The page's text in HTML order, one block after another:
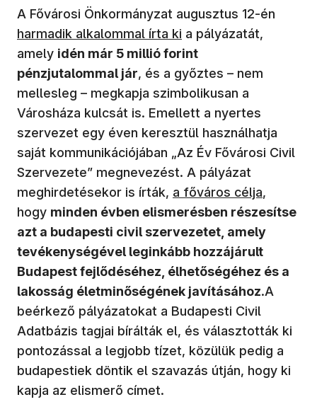
A Fővárosi Önkormányzat augusztus 12-én
harmadik alkalommal írta ki a pályázatát,
amely idén már 5 millió forint
pénzjutalommal jár, és a győztes – nem
mellesleg – megkapja szimbolikusan a
Városháza kulcsát is. Emellett a nyertes
szervezet egy éven keresztül használhatja
saját kommunikációjában „Az Év Fővárosi Civil
Szervezete” megnevezést. A pályázat
meghirdetésekor is írták, (új ablakban nyílik meg)
a főváros célja,
hogy minden évben elismerésben részesítse
azt a budapesti civil szervezetet, amely
tevékenységével leginkább hozzájárult
Budapest fejlődéséhez, élhetőségéhez és a
lakosság életminőségének javításához.A
beérkező pályázatokat a Budapesti Civil
Adatbázis tagjai bírálták el, és választották ki
pontozással a legjobb tízet, közülük pedig a
budapestiek döntik el szavazás útján, hogy ki
kapja az elismerő címet.